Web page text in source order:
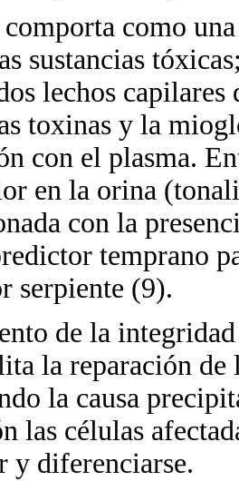
como
sustancias
lechos
toxinas y la
con el plasma.
en la orina
con la
temprano
serpiente (9).
de la
la reparación
la causa
las células
y diferenciarse.